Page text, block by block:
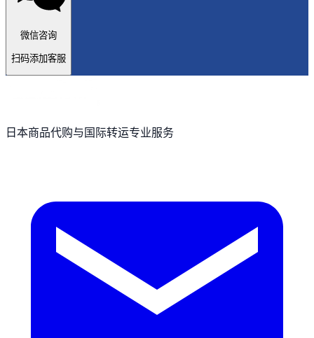
微信咨询
扫码添加客服
日本商品代购与国际转运专业服务